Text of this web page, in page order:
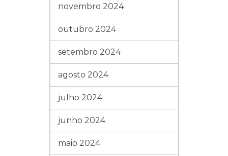
novembro 2024
outubro 2024
setembro 2024
agosto 2024
julho 2024
junho 2024
maio 2024